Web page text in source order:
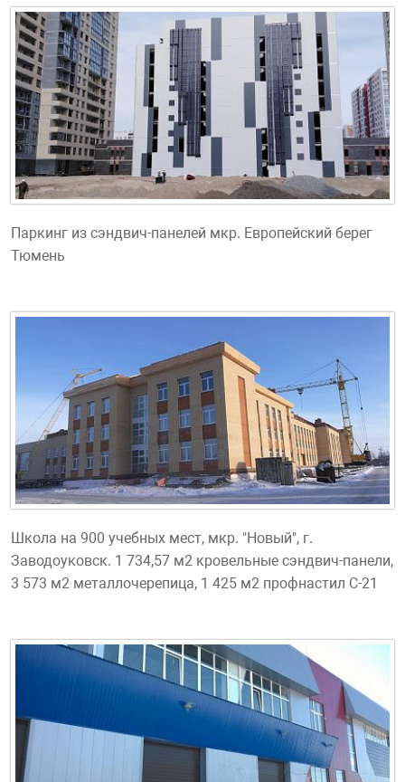
Паркинг из сэндвич-панелей мкр. Европейский берег
Тюмень
Школа на 900 учебных мест, мкр. "Новый", г.
Заводоуковск. 1 734,57 м2 кровельные сэндвич-панели,
3 573 м2 металлочерепица, 1 425 м2 профнастил С-21